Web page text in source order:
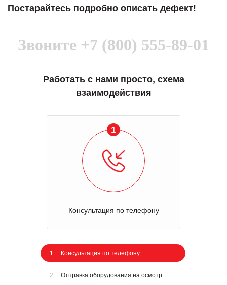
Постарайтесь подробно описать дефект!
Звоните +7 (800) 555-89-01
Работать с нами просто, схема
взаимодействия
1
Консультация по телефону
1 Консультация по телефону
2 Отправка оборудования на осмотр